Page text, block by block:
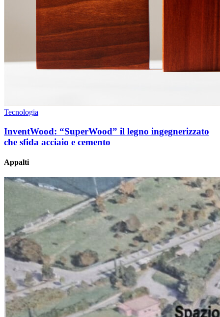
Tecnologia
InventWood: “SuperWood” il legno ingegnerizzato
che sfida acciaio e cemento
Appalti